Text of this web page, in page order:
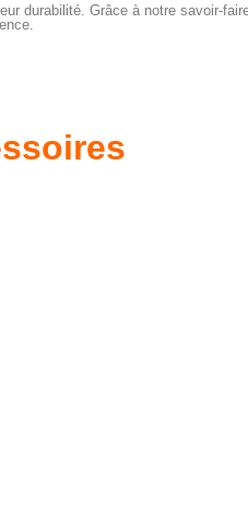
durabilité. Grâce à notre savoir-